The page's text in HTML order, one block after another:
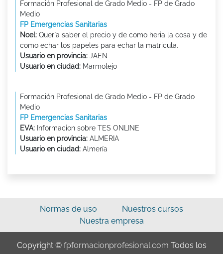
Formación Profesional de Grado Medio - FP de Grado
Medio
FP Emergencias Sanitarias
Noel: Quería saber el precio y de como heria la cosa y de
como echar los papeles para echar la matricula.
Usuario en provincia: JAEN
Usuario en ciudad: Marmolejo
Formación Profesional de Grado Medio - FP de Grado
Medio
FP Emergencias Sanitarias
EVA: Informacion sobre TES ONLINE
Usuario en provincia: ALMERIA
Usuario en ciudad: Almería
Normas de uso
Nuestros cursos
Nuestra empresa
Copyright © fpformacionprofesional.com Todos los